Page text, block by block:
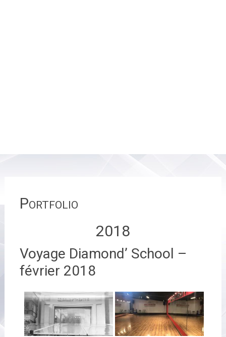
Portfolio
2018
Voyage Diamond’ School –
février 2018